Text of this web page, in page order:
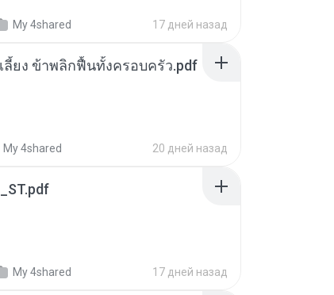
My 4shared 17 дней назад
ลี้ยง ข้าพลิกฟื้นทั้งครอบครัว.pdf
My 4shared 20 дней назад
My 4shared 17 дней назад